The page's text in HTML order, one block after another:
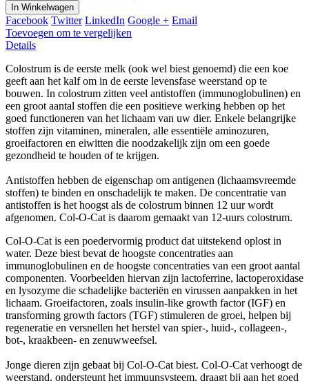
In Winkelwagen
Facebook Twitter LinkedIn Google + Email
Toevoegen om te vergelijken
Details
Colostrum is de eerste melk (ook wel biest genoemd) die een koe
geeft aan het kalf om in de eerste levensfase weerstand op te
bouwen. In colostrum zitten veel antistoffen (immunoglobulinen) en
een groot aantal stoffen die een positieve werking hebben op het
goed functioneren van het lichaam van uw dier. Enkele belangrijke
stoffen zijn vitaminen, mineralen, alle essentiële aminozuren,
groeifactoren en eiwitten die noodzakelijk zijn om een goede
gezondheid te houden of te krijgen.
Antistoffen hebben de eigenschap om antigenen (lichaamsvreemde
stoffen) te binden en onschadelijk te maken. De concentratie van
antistoffen is het hoogst als de colostrum binnen 12 uur wordt
afgenomen. Col-O-Cat is daarom gemaakt van 12-uurs colostrum.
Col-O-Cat is een poedervormig product dat uitstekend oplost in
water. Deze biest bevat de hoogste concentraties aan
immunoglobulinen en de hoogste concentraties van een groot aantal
componenten. Voorbeelden hiervan zijn lactoferrine, lactoperoxidase
en lysozyme die schadelijke bacteriën en virussen aanpakken in het
lichaam. Groeifactoren, zoals insulin-like growth factor (IGF) en
transforming growth factors (TGF) stimuleren de groei, helpen bij
regeneratie en versnellen het herstel van spier-, huid-, collageen-,
bot-, kraakbeen- en zenuwweefsel.
Jonge dieren zijn gebaat bij Col-O-Cat biest. Col-O-Cat verhoogt de
weerstand, ondersteunt het immuunsysteem, draagt bij aan het goed